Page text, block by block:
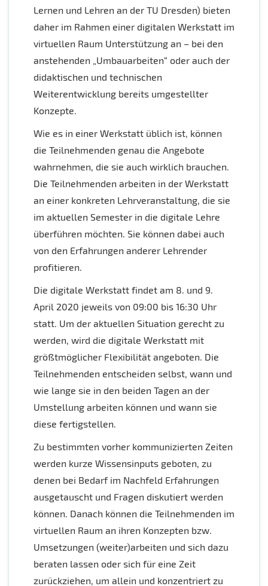
Lernen und Lehren an der TU Dresden) bieten
daher im Rahmen einer digitalen Werkstatt im
virtuellen Raum Unterstützung an – bei den
anstehenden „Umbauarbeiten“ oder auch der
didaktischen und technischen
Weiterentwicklung bereits umgestellter
Konzepte.
Wie es in einer Werkstatt üblich ist, können
die Teilnehmenden genau die Angebote
wahrnehmen, die sie auch wirklich brauchen.
Die Teilnehmenden arbeiten in der Werkstatt
an einer konkreten Lehrveranstaltung, die sie
im aktuellen Semester in die digitale Lehre
überführen möchten. Sie können dabei auch
von den Erfahrungen anderer Lehrender
profitieren.
Die digitale Werkstatt findet am 8. und 9.
April 2020 jeweils von 09:00 bis 16:30 Uhr
statt. Um der aktuellen Situation gerecht zu
werden, wird die digitale Werkstatt mit
größtmöglicher Flexibilität angeboten. Die
Teilnehmenden entscheiden selbst, wann und
wie lange sie in den beiden Tagen an der
Umstellung arbeiten können und wann sie
diese fertigstellen.
Zu bestimmten vorher kommunizierten Zeiten
werden kurze Wissensinputs geboten, zu
denen bei Bedarf im Nachfeld Erfahrungen
ausgetauscht und Fragen diskutiert werden
können. Danach können die Teilnehmenden im
virtuellen Raum an ihren Konzepten bzw.
Umsetzungen (weiter)arbeiten und sich dazu
beraten lassen oder sich für eine Zeit
zurückziehen, um allein und konzentriert zu